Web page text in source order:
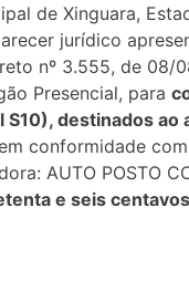
de Xinguara,
jurídico
nº 3.555, de 08/
Presencial, para
destinados
conformidade
AUTO POSTO
e seis